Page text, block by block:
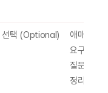
선택 (Optional)
애매한
요구사항을
질문과 답
정리